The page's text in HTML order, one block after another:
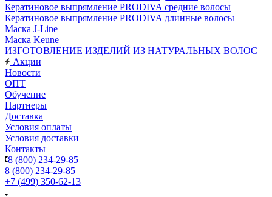
Кератиновое выпрямление PRODIVA средние волосы
Кератиновое выпрямление PRODIVA длинные волосы
Маска J-Line
Маска Keune
ИЗГОТОВЛЕНИЕ ИЗДЕЛИЙ ИЗ НАТУРАЛЬНЫХ ВОЛОС
Акции
Новости
ОПТ
Обучение
Партнеры
Доставка
Условия оплаты
Условия доставки
Контакты
8 (800) 234-29-85
8 (800) 234-29-85
+7 (499) 350-62-13